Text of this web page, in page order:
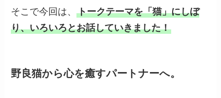
そこで今回は、トークテーマを「猫」にしぼ
り、いろいろとお話していきました！
野良猫から心を癒すパートナーへ。